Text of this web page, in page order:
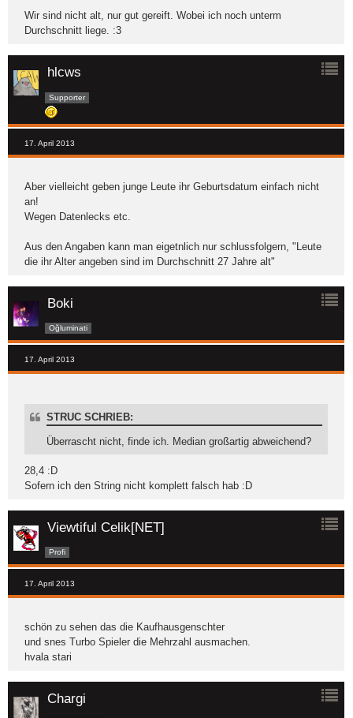
Wir sind nicht alt, nur gut gereift. Wobei ich noch unterm
Durchschnitt liege. :3
hlcws
Supporter
17. April 2013
Aber vielleicht geben junge Leute ihr Geburtsdatum einfach nicht
an!
Wegen Datenlecks etc.
Aus den Angaben kann man eigetnlich nur schlussfolgern, "Leute
die ihr Alter angeben sind im Durchschnitt 27 Jahre alt"
Boki
Oğluminati
17. April 2013
STRUC SCHRIEB:
Überrascht nicht, finde ich. Median großartig abweichend?
28,4 :D
Sofern ich den String nicht komplett falsch hab :D
Viewtiful Celik[NET]
Profi
17. April 2013
schön zu sehen das die Kaufhausgenschter
und snes Turbo Spieler die Mehrzahl ausmachen.
hvala stari
Chargi